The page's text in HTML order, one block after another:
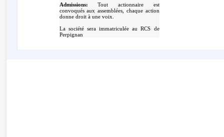
Admissions: Tout actionnaire est
convoqués aux assemblées, chaque action
donne droit à une voix.
La société sera immatriculée au RCS de
Perpignan